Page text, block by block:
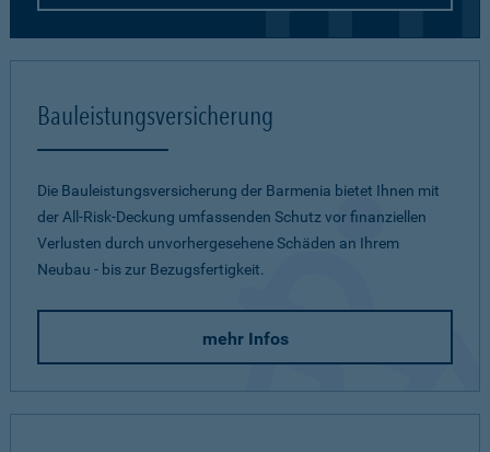
Bauleistungsversicherung
Die Bauleistungsversicherung der Barmenia bietet Ihnen mit
der All-Risk-Deckung umfassenden Schutz vor finanziellen
Verlusten durch unvorhergesehene Schäden an Ihrem
Neubau - bis zur Bezugsfertigkeit.
mehr Infos